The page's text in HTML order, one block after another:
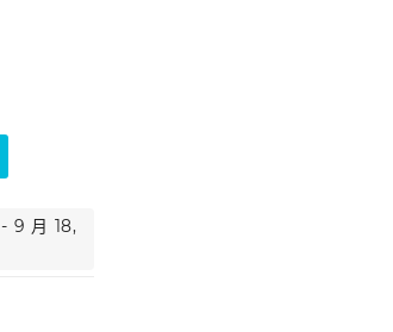
9 月 18,